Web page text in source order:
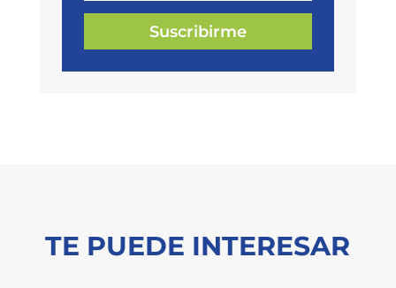
Suscribirme
TE PUEDE INTERESAR